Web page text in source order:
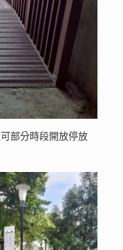
部分時段開放停放